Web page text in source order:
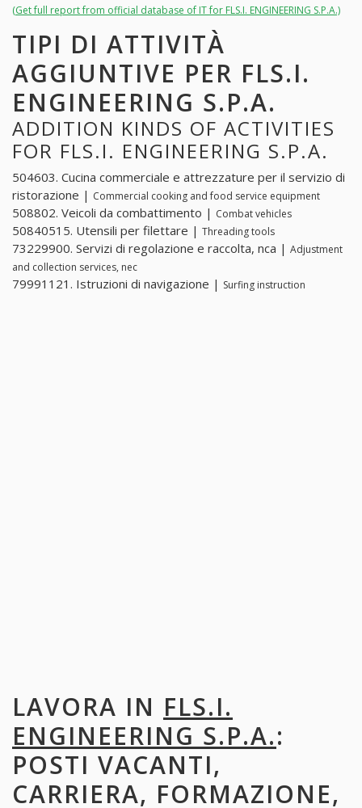
(Get full report from official database of IT for FLS.I. ENGINEERING S.P.A.)
TIPI DI ATTIVITÀ
AGGIUNTIVE PER FLS.I.
ENGINEERING S.P.A.
ADDITION KINDS OF ACTIVITIES
FOR FLS.I. ENGINEERING S.P.A.
504603. Cucina commerciale e attrezzature per il servizio di
ristorazione | Commercial cooking and food service equipment
508802. Veicoli da combattimento | Combat vehicles
50840515. Utensili per filettare | Threading tools
73229900. Servizi di regolazione e raccolta, nca | Adjustment
and collection services, nec
79991121. Istruzioni di navigazione | Surfing instruction
LAVORA IN FLS.I.
ENGINEERING S.P.A.:
POSTI VACANTI,
CARRIERA, FORMAZIONE,